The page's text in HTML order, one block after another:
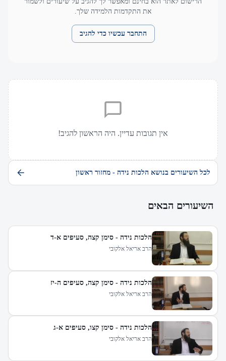
את התקדמות הלמידה שלך.
התחבר עכשיו כדי להגיב
אין תגובות עדיין. היה הראשון להגיב!
לכל השיעורים בנושא הלכות נידה - מחזור ראשון
השיעורים הבאים
הלכות נידה - סימן קצה, סעיפים א-ד
הרב אריאל אלקובי
הלכות נידה - סימן קצה, סעיפים ה-יז
הרב אריאל אלקובי
הלכות נידה - סימן קצו, סעיפים א-ג
הרב אריאל אלקובי